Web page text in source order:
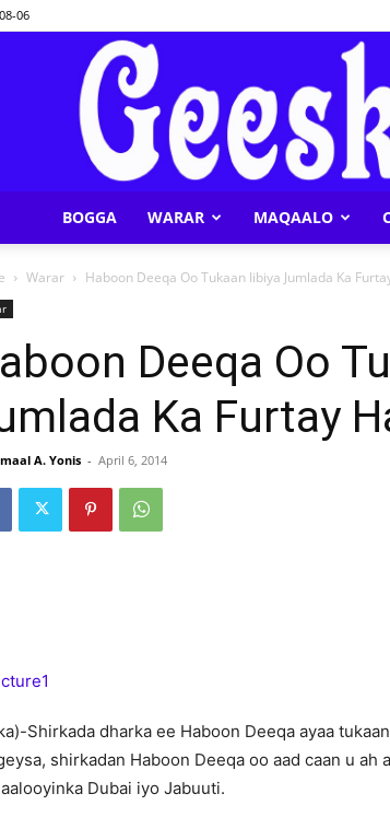
06
BOGGA WARAR MAQAALO
Warar Haboon Deeqa Oo Tukaan Iibiya Jumlada Ka
Deeqa Oo
Ka Furtay
A. Yonis - April 6, 2014
Shirkada dharka ee Haboon Deeqa ayaa
shirkadan Haboon Deeqa oo aad caan u ah
Dubai iyo Jabuuti.